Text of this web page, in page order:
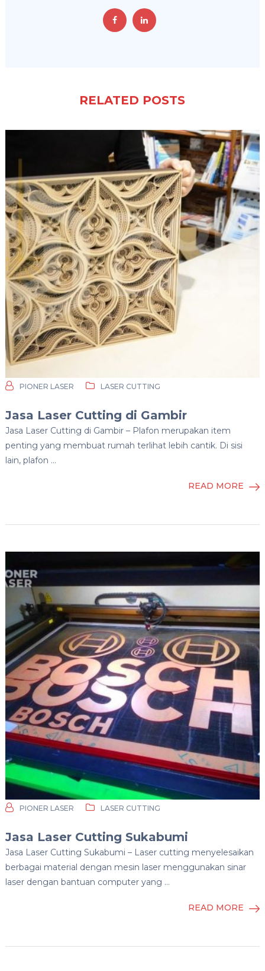
RELATED POSTS
PIONER LASER LASER CUTTING
Jasa Laser Cutting di Gambir
Jasa Laser Cutting di Gambir – Plafon merupakan item
penting yang membuat rumah terlihat lebih cantik. Di sisi
lain, plafon …
READ MORE
PIONER LASER LASER CUTTING
Jasa Laser Cutting Sukabumi
Jasa Laser Cutting Sukabumi – Laser cutting menyelesaikan
berbagai material dengan mesin laser menggunakan sinar
laser dengan bantuan computer yang …
READ MORE